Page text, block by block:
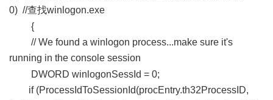
0) //查找winlogon.exe
{
// We found a winlogon process...make sure it's
running in the console session
DWORD winlogonSessId = 0;
if (ProcessIdToSessionId(procEntry.th32ProcessID,